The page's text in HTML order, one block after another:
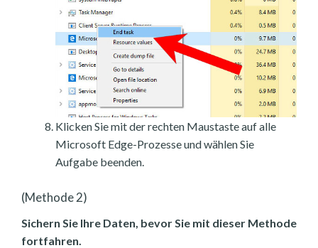
Klicken Sie mit der rechten Maustaste auf alle
Microsoft Edge-Prozesse und wählen Sie
Aufgabe beenden.
(Methode 2)
Sichern Sie Ihre Daten, bevor Sie mit dieser Methode
fortfahren.